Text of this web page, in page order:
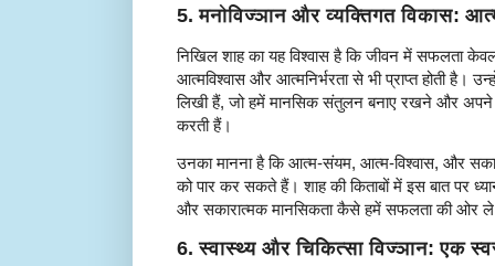
5.मनोविज्ञान और व्यक्तिगत विकास:
निखिल शाह का यह विश्वास है कि जीवन में सफलता
आत्मविश्वास और आत्मनिर्भरता से भी प्राप्त होती है।
लिखी हैं, जो हमें मानसिक संतुलन बनाए रखने और अपने
करती हैं।
उनका मानना है कि आत्म-संयम, आत्म-विश्वास, और
को पार कर सकते हैं। शाह की किताबों में इस बात पर
और सकारात्मक मानसिकता कैसे हमें सफलता की ओर
6.स्वास्थ्य और चिकित्सा विज्ञान: एक